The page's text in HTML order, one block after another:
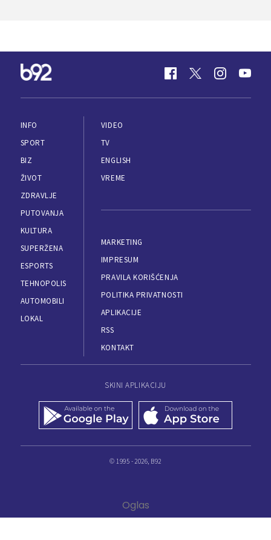
INFO
SPORT
BIZ
ŽIVOT
ZDRAVLJE
PUTOVANJA
KULTURA
SUPERŽENA
ESPORTS
TEHNOPOLIS
AUTOMOBILI
LOKAL
VIDEO
TV
ENGLISH
VREME
MARKETING
IMPRESUM
PRAVILA KORIŠĆENJA
POLITIKA PRIVATNOSTI
APLIKACIJE
RSS
KONTAKT
SKINI APLIKACIJU
© 1995 - 2026, B92